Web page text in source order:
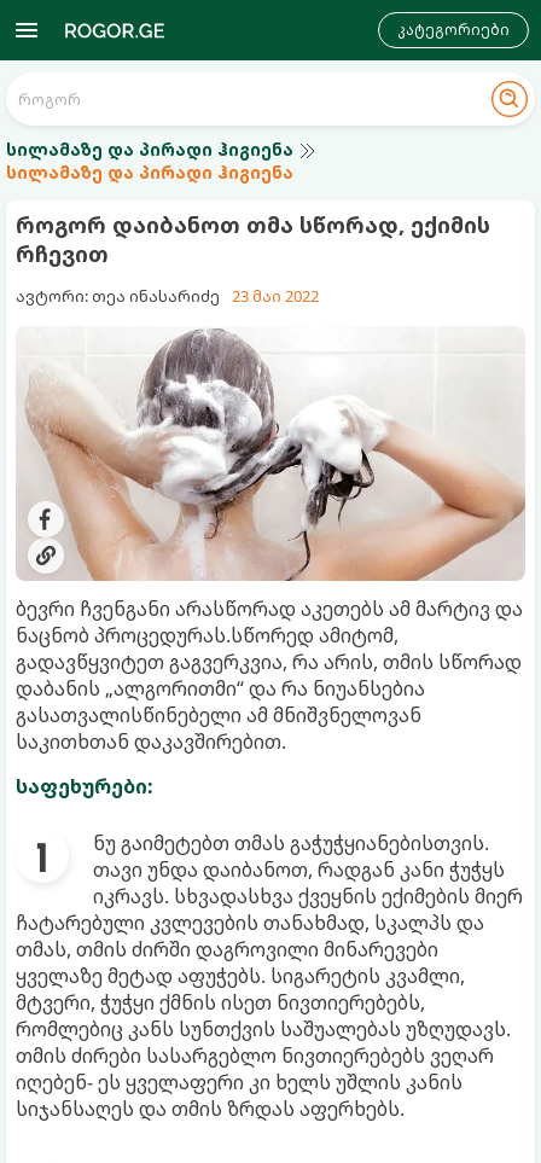
კატეგორიები
სილამაზე და პირადი ჰიგიენა
სილამაზე და პირადი ჰიგიენა
როგორ დაიბანოთ თმა სწორად, ექიმის
რჩევით
ავტორი: თეა ინასარიძე 23 მაი 2022
ბევრი ჩვენგანი არასწორად აკეთებს ამ მარტივ და
ნაცნობ პროცედურას.სწორედ ამიტომ,
გადავწყვიტეთ გაგვერკვია, რა არის, თმის სწორად
დაბანის „ალგორითმი“ და რა ნიუანსებია
გასათვალისწინებელი ამ მნიშვნელოვან
საკითხთან დაკავშირებით.
საფეხურები:
ნუ გაიმეტებთ თმას გაჭუჭყიანებისთვის.
თავი უნდა დაიბანოთ, რადგან კანი ჭუჭყს
იკრავს. სხვადასხვა ქვეყნის ექიმების მიერ
ჩატარებული კვლევების თანახმად, სკალპს და
თმას, თმის ძირში დაგროვილი მინარევები
ყველაზე მეტად აფუჭებს. სიგარეტის კვამლი,
მტვერი, ჭუჭყი ქმნის ისეთ ნივთიერებებს,
რომლებიც კანს სუნთქვის საშუალებას უზღუდავს.
თმის ძირები სასარგებლო ნივთიერებებს ვეღარ
იღებენ- ეს ყველაფერი კი ხელს უშლის კანის
სიჯანსაღეს და თმის ზრდას აფერხებს.